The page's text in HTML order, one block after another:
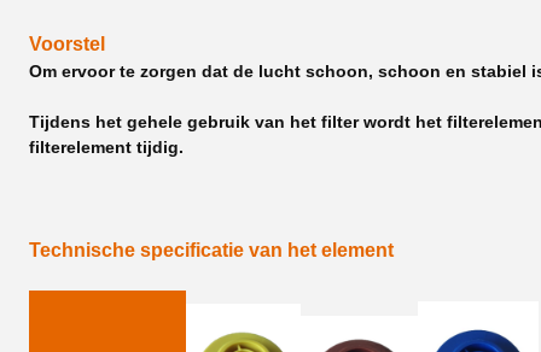
Voorstel
Om ervoor te zorgen dat de lucht schoon, schoon en stabiel
Tijdens het gehele gebruik van het filter wordt het
filterelement tijdig.
Technische specificatie van het element